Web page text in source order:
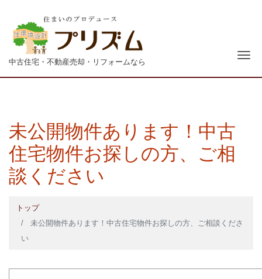
中古住宅・不動産売却・リフォームなら ナ
未公開物件あります！中古
住宅物件お探しの方、ご相
談ください
トップ
未公開物件あります！中古住宅物件お探しの方、ご相談くださ
い